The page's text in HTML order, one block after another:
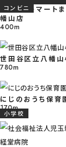
コンビニ
ファミリーマート
幡山店
400m
小学校
世田谷区立八幡山
780m
にじのおうち保育
170m
【現地写真】 商店街
で新宿方面へも軽快
取り
【現地写真】 20帖を
過ごす時間にもゆとり
や